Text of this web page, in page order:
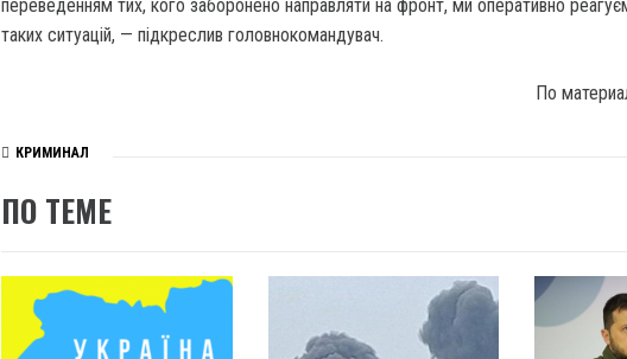
переведенням тих, кого заборонено направляти на фронт, ми оперативно
таких ситуацій, — підкреслив головнокомандувач.
По
КРИМИНАЛ
ПО ТЕМЕ